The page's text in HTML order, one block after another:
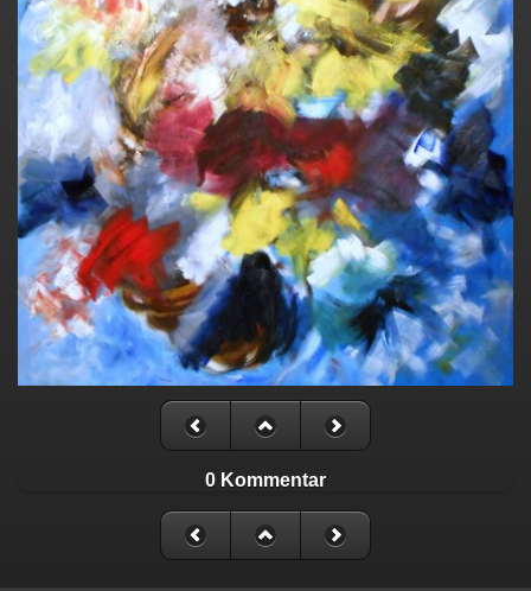
0 Kommentar